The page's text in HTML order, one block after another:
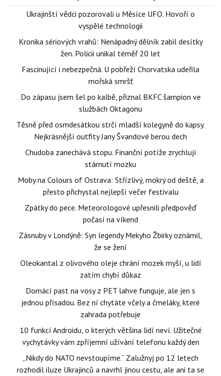
Ukrajinští vědci pozorovali u Měsíce UFO. Hovoří o
vyspělé technologii
Kronika sériových vrahů: Nenápadný dělník zabil desítky
žen. Policii unikal téměř 20 let
Fascinující i nebezpečná. U pobřeží Chorvatska udeřila
mořská smršť
Do zápasu jsem šel po kalbě, přiznal BKFC šampion ve
službách Oktagonu
Těsně před osmdesátkou strčí mladší kolegyně do kapsy.
Nejkrásnější outfity Jany Švandové berou dech
Chudoba zanechává stopu. Finanční potíže zrychlují
stárnutí mozku
Moby na Colours of Ostrava: Střízlivý, mokrý od deště, a
přesto přichystal nejlepší večer festivalu
Zpátky do pece. Meteorologové upřesnili předpověď
počasí na víkend
Zásnuby v Londýně: Syn legendy Mekyho Žbirky oznámil,
že se žení
Oleokantal z olivového oleje chrání mozek myší, u lidí
zatím chybí důkaz
Domácí past na vosy z PET lahve funguje, ale jen s
jednou přísadou. Bez ní chytáte včely a čmeláky, které
zahrada potřebuje
10 funkcí Androidu, o kterých většina lidí neví. Užitečné
vychytávky vám zpříjemní užívání telefonu každý den
„Nikdy do NATO nevstoupíme.“ Zalužnyj po 12 letech
rozhodil iluze Ukrajinců a navrhl jinou cestu, ale ani ta se